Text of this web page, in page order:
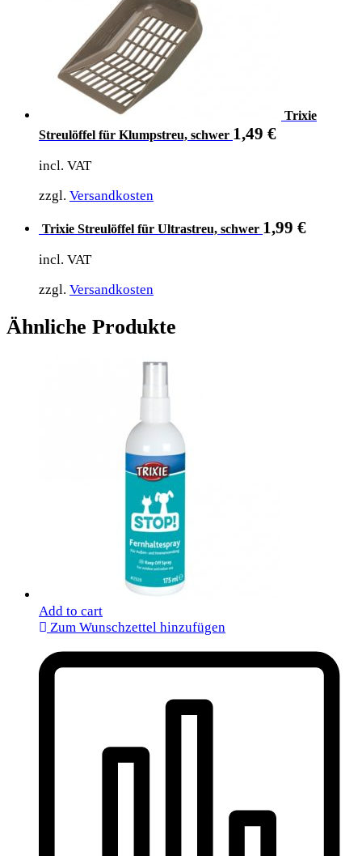
Trixie
Streulöffel für Klumpstreu, schwer 1,49 €
incl. VAT
zzgl. Versandkosten
Trixie Streulöffel für Ultrastreu, schwer 1,99 €
incl. VAT
zzgl. Versandkosten
Ähnliche Produkte
Add to cart
Zum Wunschzettel hinzufügen